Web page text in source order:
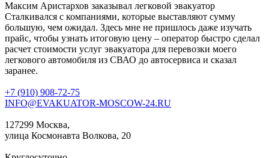
Максим Аристархов заказывал легковой эвакуатор
Сталкивался с компаниями, которые выставляют сумму
большую, чем ожидал. Здесь мне не пришлось даже изучать
прайс, чтобы узнать итоговую цену – оператор быстро сделал
расчет стоимости услуг эвакуатора для перевозки моего
легкового автомобиля из СВАО до автосервиса и сказал
заранее.
+7 (910) 908-72-75
INFO@EVAKUATOR-MOSCOW-24.RU
127299 Москва,
улица Космонавта Волкова, 20